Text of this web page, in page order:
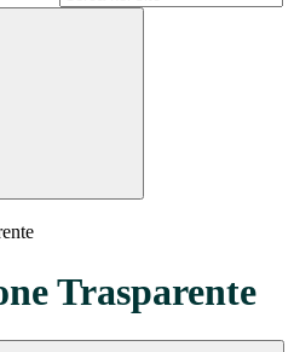
Trasparente